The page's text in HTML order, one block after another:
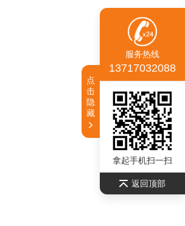
服务热线
13717032088
拿起手机扫一扫
返回顶部
点
击
隐
藏